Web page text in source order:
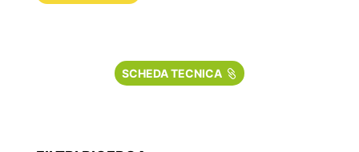
SCHEDA TECNICA